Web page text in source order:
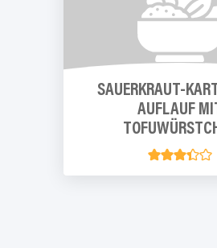
SAUERKRAUT-
AUFLAUF